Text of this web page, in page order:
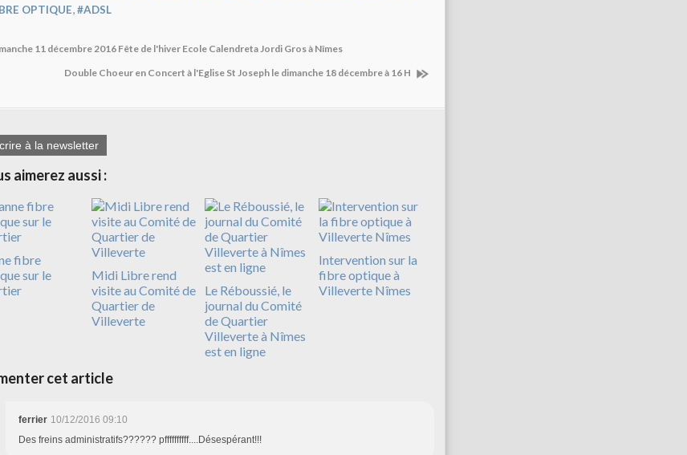
OPTIQUE,#ADSL
11 décembre 2016 Fête de l'hiver Ecole Calendreta Jordi Gros à Nîmes
Double Choeur en Concert à l'Eglise St Joseph le dimanche 18 décembre à 16 H
à la newsletter
aimerez aussi :
fibre
sur le
Midi Libre rend
visite au Comité de
Quartier de
Villeverte
Le Réboussié, le
journal du Comité
de Quartier
Villeverte à Nîmes
est en ligne
Intervention sur la
fibre optique à
Villeverte Nîmes
cet article
ferrier 10/12/2016 09:10
Des freins administratifs?????? pffffffffff....Désespérant!!!